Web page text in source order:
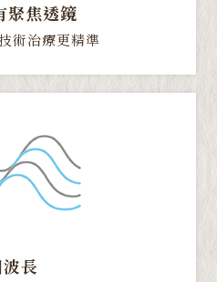
聚焦透鏡
術治療更精準
波長